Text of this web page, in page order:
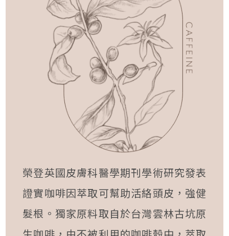
榮登英國皮膚科醫學期刊學術研究發表
證實咖啡因萃取可幫助活絡頭皮，強健
髮根。獨家原料取自於台灣雲林古坑原